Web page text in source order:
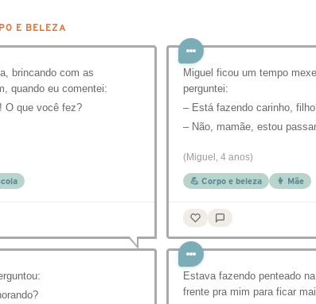
E BELEZA
brincando com as
quando eu comentei:
O que você fez?
Miguel ficou um tempo
perguntei:
– Está fazendo carinho,
– Não, mamãe, estou
(Miguel, 4 anos)
💪 Corpo e beleza 👩 Mãe
Estava fazendo penteado
frente pra mim para ficar